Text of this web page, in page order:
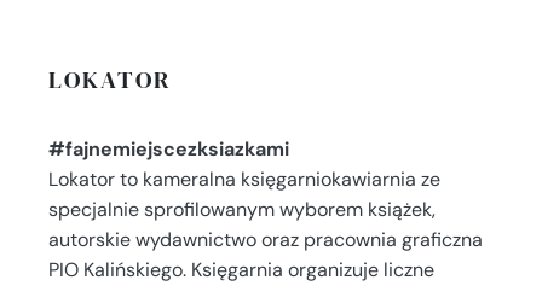
LOKATOR
#fajnemiejscezksiazkami
Lokator to kameralna księgarniokawiarnia ze
specjalnie sprofilowanym wyborem książek,
autorskie wydawnictwo oraz pracownia graficzna
PIO Kalińskiego. Księgarnia organizuje liczne